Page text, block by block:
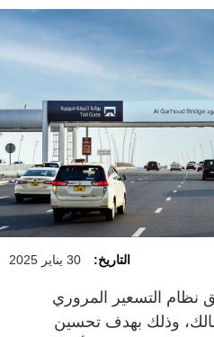
التاريخ: 30 يناير 2025
نظام التسعير المروري
سالك، وذلك بهدف تحسين